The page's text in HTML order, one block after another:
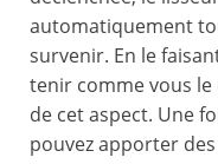
automatiquement
survenir. En le
tenir comme vous
de cet aspect. Une
pouvez apporter